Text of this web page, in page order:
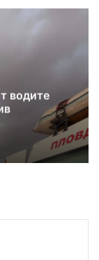
водите